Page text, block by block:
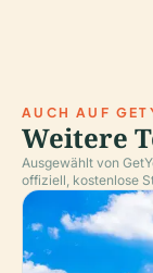
AUCH AUF
Weitere
Ausgewählt von
offiziell, kostenlose